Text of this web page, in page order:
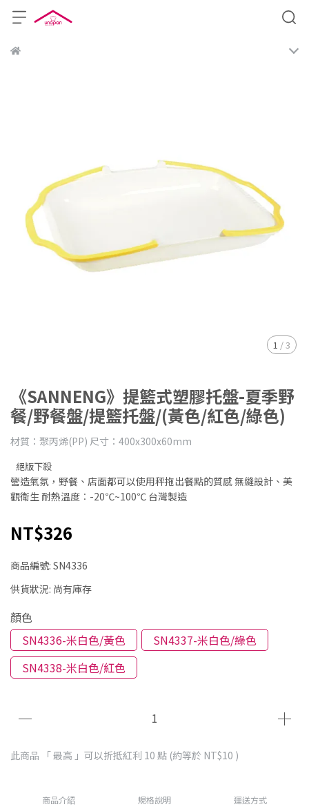
1 /3
《SANNENG》提籃式塑膠托盤-夏季野
餐/野餐盤/提籃托盤/(黃色/紅色/綠色)
材質：聚丙烯(PP) 尺寸：400x300x60mm
絕版下殺
營造氣氛，野餐、店面都可以使用秤拖出餐點的質感 無縫設計、美
觀衛生 耐熱溫度︰-20℃~100℃ 台灣製造
NT$326
商品編號: SN4336
供貨狀況: 尚有庫存
顏色
SN4336-米白色/黃色
SN4337-米白色/綠色
SN4338-米白色/紅色
此商品 「 最高 」可以折抵紅利 10 點 (約等於 NT$10 )
商品介紹 規格說明 運送方式